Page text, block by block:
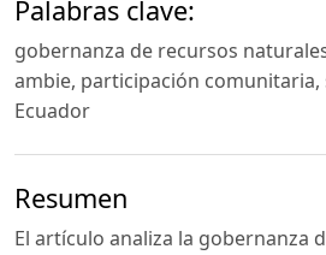
Palabras clave:
gobernanza de recursos
ambie, participación comunitaria,
Ecuador
Resumen
El artículo analiza la gobernanza